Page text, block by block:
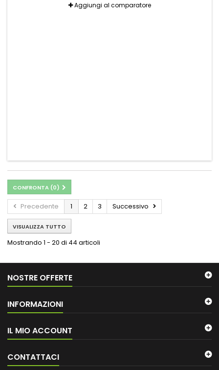
Aggiungi al comparatore
CONFRONTA (0)
Precedente 1 2 3 Successivo
VISUALIZZA TUTTO
Mostrando 1 - 20 di 44 articoli
NOSTRE OFFERTE
INFORMAZIONI
IL MIO ACCOUNT
CONTATTACI